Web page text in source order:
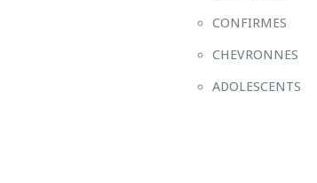
CONFIRMES
CHEVRONNES
ADOLESCENTS